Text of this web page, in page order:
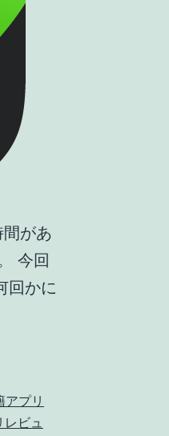
があ
今回
回かに
アプリ
ビュ